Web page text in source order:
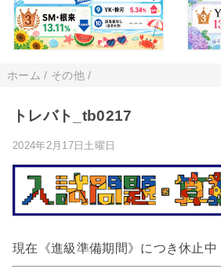
ホーム / その他/
トレバト_tb0217
2024年2月17日土曜日
現在《進級準備期間》につき休止中